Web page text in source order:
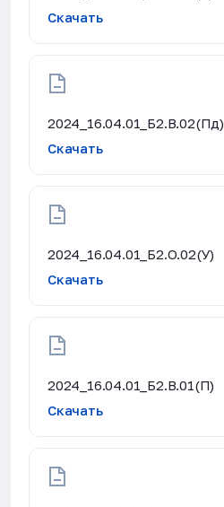
Скачать
2024_16.04.01_Б2.В.02(Пд)
Скачать
2024_16.04.01_Б2.О.02(У)
Скачать
2024_16.04.01_Б2.В.01(П)
Скачать